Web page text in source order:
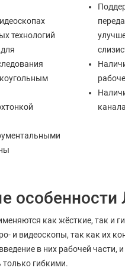
технологий
как жёсткие, так и
и видеоскопы, так как их
в них рабочей
гибкими.